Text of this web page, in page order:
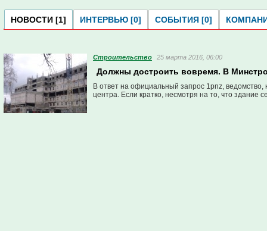
НОВОСТИ [1] ИНТЕРВЬЮ [0] СОБЫТИЯ [0]
Строительство 25 марта 2016, 06:00
Должны достроить вовремя. В
В ответ на официальный запрос 1pnz, ведомство,
центра. Если кратко, несмотря на то, что здание